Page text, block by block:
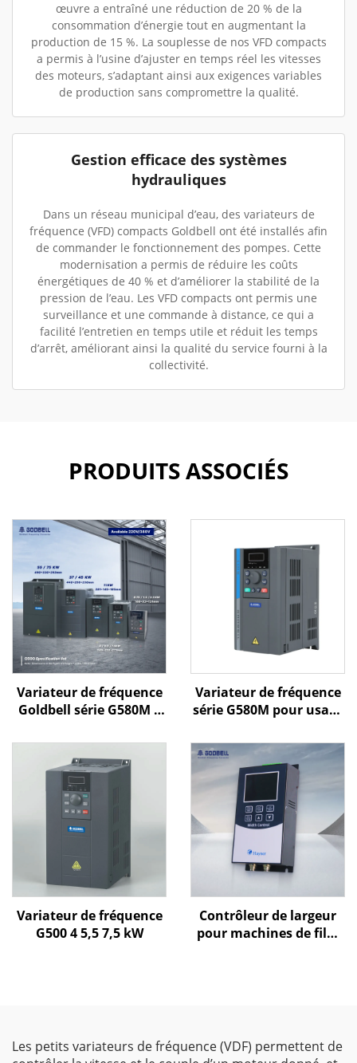
œuvre a entraîné une réduction de 20 % de la
consommation d’énergie tout en augmentant la
production de 15 %. La souplesse de nos VFD compacts
a permis à l’usine d’ajuster en temps réel les vitesses
des moteurs, s’adaptant ainsi aux exigences variables
de production sans compromettre la qualité.
Gestion efficace des systèmes
hydrauliques
Dans un réseau municipal d’eau, des variateurs de
fréquence (VFD) compacts Goldbell ont été installés afin
de commander le fonctionnement des pompes. Cette
modernisation a permis de réduire les coûts
énergétiques de 40 % et d’améliorer la stabilité de la
pression de l’eau. Les VFD compacts ont permis une
surveillance et une commande à distance, ce qui a
facilité l’entretien en temps utile et réduit les temps
d’arrêt, améliorant ainsi la qualité du service fourni à la
collectivité.
PRODUITS ASSOCIÉS
Variateur de fréquence
Goldbell série G580M |
Commande V/f et
commande vectorielle |
Variateur de fréquence
certifié CE
Variateur de fréquence
série G580M pour usage
Variateur de fréquence
G500 4 5,5 7,5 kW
Contrôleur de largeur
pour machines de film
Les petits variateurs de fréquence (VDF) permettent de